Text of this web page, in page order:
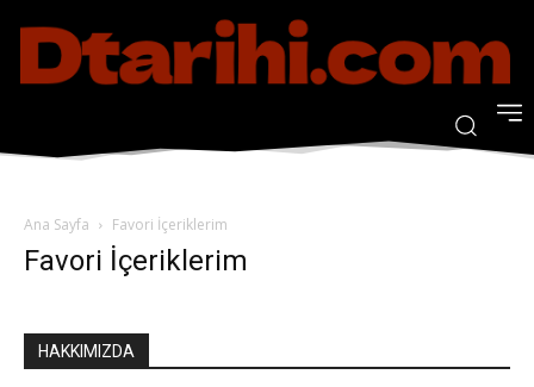
Ana Sayfa Favori İçeriklerim
Favori İçeriklerim
HAKKIMIZDA